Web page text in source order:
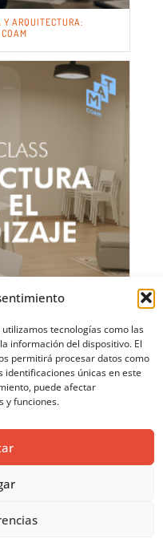
tecnologías como las
información del dispositivo. El
permitirá procesar datos como
únicas en este
puede afectar
y funciones.
Y ARQUITECTURA:
EL APRENDIZAJE
...